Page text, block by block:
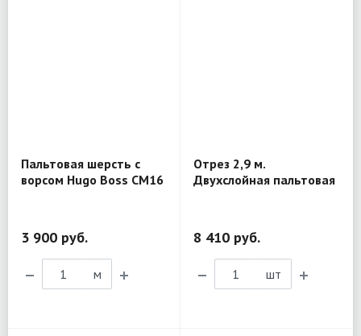
Пальтовая шерсть с
ворсом Hugo Boss CM16
3 900 руб.
м
Отрез 2,9 м.
Двухслойная пальтовая
8 410 руб.
шт